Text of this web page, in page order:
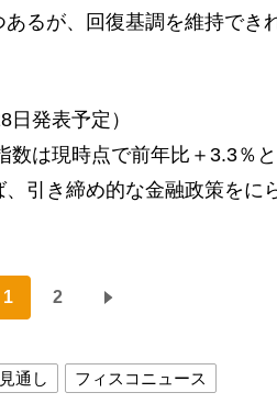
るが、回復基調を維持でき
日発表予定）
は現時点で前年比＋3.3％
引き締め的な金融政策をに
1 2
通し フィスコニュース